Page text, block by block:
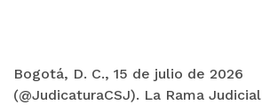
Bogotá, D. C., 15 de julio de 2026
(@JudicaturaCSJ). La Rama